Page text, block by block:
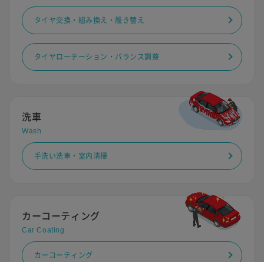
タイヤ交換・組み換え・履き替え
タイヤローテーション・バランス調整
洗車
Wash
手洗い洗車・室内清掃
カーコーティング
Car Coating
カーコーティング